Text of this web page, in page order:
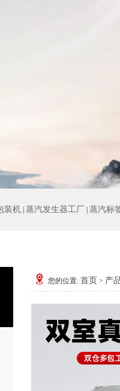
装机 蒸汽发生器工厂 蒸汽标
您的位置: 首页 > 产